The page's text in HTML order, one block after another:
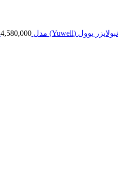
نبولایزر یوول (Yuwell) مدل 405A 4,580,000